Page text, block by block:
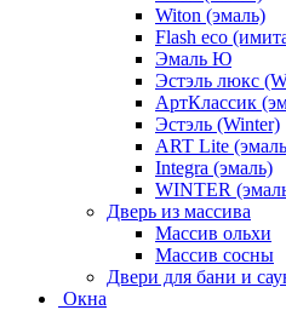
Witon (эмаль)
Flash eco
Эмаль Ю
Эстэль люкс
АртКлассик
Эстэль (Winter)
ART Lite
Integra (эмаль)
WINTER
Дверь из массива
Массив ольхи
Массив сосны
Двери для бани и
Окна